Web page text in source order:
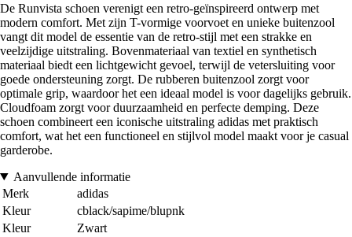
De Runvista schoen verenigt een retro-geïnspireerd ontwerp met
modern comfort. Met zijn T-vormige voorvoet en unieke buitenzool
vangt dit model de essentie van de retro-stijl met een strakke en
veelzijdige uitstraling. Bovenmateriaal van textiel en synthetisch
materiaal biedt een lichtgewicht gevoel, terwijl de vetersluiting voor
goede ondersteuning zorgt. De rubberen buitenzool zorgt voor
optimale grip, waardoor het een ideaal model is voor dagelijks gebruik.
Cloudfoam zorgt voor duurzaamheid en perfecte demping. Deze
schoen combineert een iconische uitstraling adidas met praktisch
comfort, wat het een functioneel en stijlvol model maakt voor je casual
garderobe.
Aanvullende informatie
Merk
adidas
Kleur
cblack/sapime/blupnk
Kleur
Zwart